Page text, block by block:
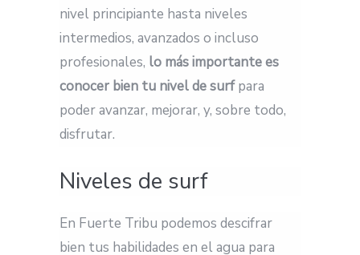
nivel principiante hasta niveles
intermedios, avanzados o incluso
profesionales, lo más importante es
conocer bien tu nivel de surfpara
poder avanzar, mejorar, y, sobre todo,
disfrutar.
Niveles de surf
En Fuerte Tribu podemos descifrar
bien tus habilidades en el agua para